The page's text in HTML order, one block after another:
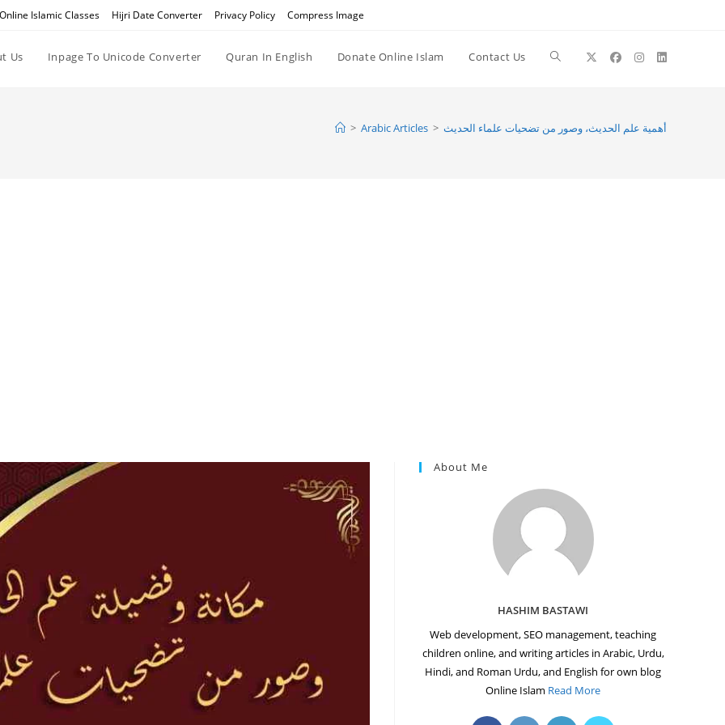
Online Islamic Classes Hijri Date Converter Privacy Policy Compress Image
Us Inpage To Unicode Converter Quran In English Donate Online Islam Contact Us Toggle
> Arabic Articles > أهمية علم الحديث، وصور من تضحيات علماء الحديث
About Me
HASHIM BASTAWI
Web development, SEO management, teaching
children online, and writing articles in Arabic, Urdu,
Hindi, and Roman Urdu, and English for own blog
Online Islam Read More